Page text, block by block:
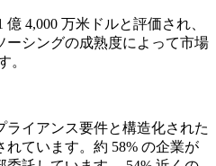
4,000 万米ドルと評価され、
ーシングの成熟度によって市場
。
ライアンス要件と構造化された
ています。約 58% の企業が